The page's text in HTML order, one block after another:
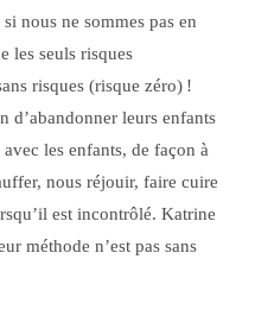
nous ne sommes pas en
les seuls risques
risques (risque zéro) !
d’abandonner leurs enfants
les enfants, de façon à
nous réjouir, faire cuire
est incontrôlé. Katrine
méthode n’est pas sans